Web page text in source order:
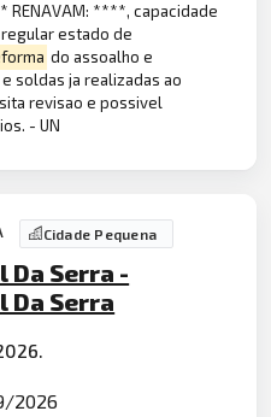
RENAVAM: ****, capacidade
regular estado de
do assoalho e
soldas ja realizadas ao
revisao e possivel
- UN
Cidade Pequena
Da Serra -
Da Serra
2026